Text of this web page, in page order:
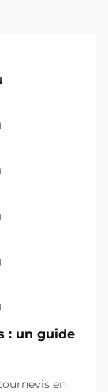
: un guide
en